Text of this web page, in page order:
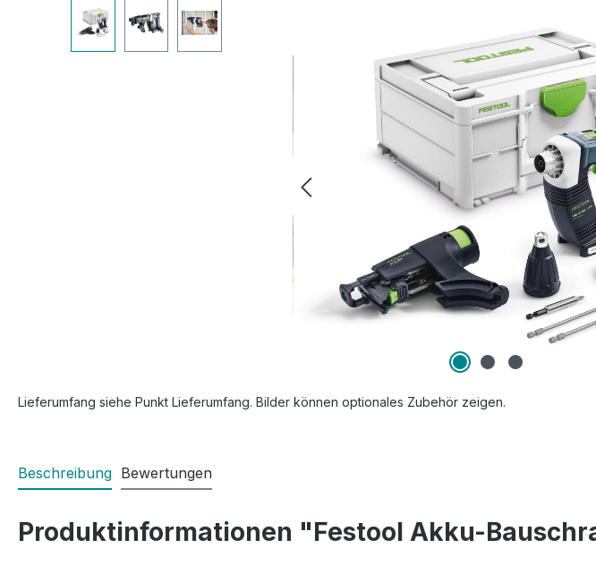
Lieferumfang siehe Punkt Lieferumfang. Bilder können optionales Zubehör zeigen.
Beschreibung Bewertungen
Produktinformationen "Festool Akku-